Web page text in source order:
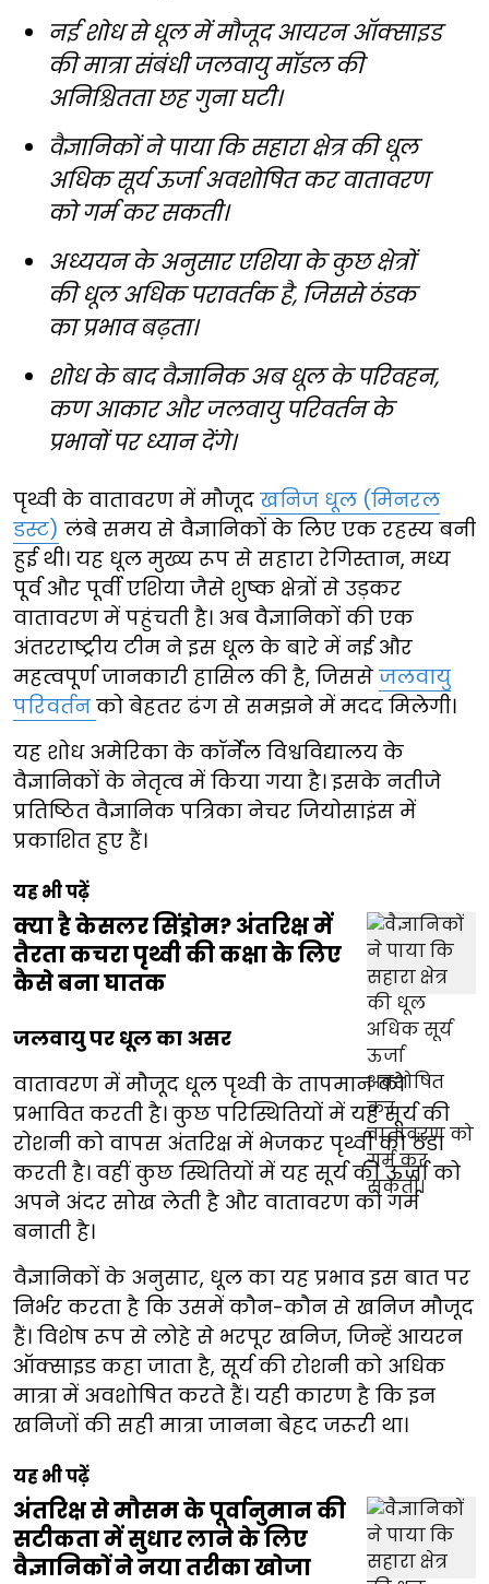
नई शोध से धूल में मौजूद आयरन ऑक्साइड
की मात्रा संबंधी जलवायु मॉडल की
अनिश्चितता छह गुना घटी।
वैज्ञानिकों ने पाया कि सहारा क्षेत्र की धूल
अधिक सूर्य ऊर्जा अवशोषित कर वातावरण
को गर्म कर सकती।
अध्ययन के अनुसार एशिया के कुछ क्षेत्रों
की धूल अधिक परावर्तक है, जिससे ठंडक
का प्रभाव बढ़ता।
शोध के बाद वैज्ञानिक अब धूल के परिवहन,
कण आकार और जलवायु परिवर्तन के
प्रभावों पर ध्यान देंगे।
पृथ्वी के वातावरण में मौजूद खनिज धूल (मिनरल
डस्ट) लंबे समय से वैज्ञानिकों के लिए एक रहस्य बनी
हुई थी। यह धूल मुख्य रूप से सहारा रेगिस्तान, मध्य
पूर्व और पूर्वी एशिया जैसे शुष्क क्षेत्रों से उड़कर
वातावरण में पहुंचती है। अब वैज्ञानिकों की एक
अंतरराष्ट्रीय टीम ने इस धूल के बारे में नई और
महत्वपूर्ण जानकारी हासिल की है, जिससे जलवायु
परिवर्तन को बेहतर ढंग से समझने में मदद मिलेगी।
यह शोध अमेरिका के कॉर्नेल विश्वविद्यालय के
वैज्ञानिकों के नेतृत्व में किया गया है। इसके नतीजे
प्रतिष्ठित वैज्ञानिक पत्रिका नेचर जियोसाइंस में
प्रकाशित हुए हैं।
यह भी पढ़ें
क्या है केसलर सिंड्रोम? अंतरिक्ष में
तैरता कचरा पृथ्वी की कक्षा के लिए
कैसे बना घातक
जलवायु पर धूल का असर
वातावरण में मौजूद धूल पृथ्वी के तापमान को
प्रभावित करती है। कुछ परिस्थितियों में यह सूर्य की
रोशनी को वापस अंतरिक्ष में भेजकर पृथ्वी को ठंडा
करती है। वहीं कुछ स्थितियों में यह सूर्य की ऊर्जा को
अपने अंदर सोख लेती है और वातावरण को गर्म
बनाती है।
वैज्ञानिकों के अनुसार, धूल का यह प्रभाव इस बात पर
निर्भर करता है कि उसमें कौन-कौन से खनिज मौजूद
हैं। विशेष रूप से लोहे से भरपूर खनिज, जिन्हें आयरन
ऑक्साइड कहा जाता है, सूर्य की रोशनी को अधिक
मात्रा में अवशोषित करते हैं। यही कारण है कि इन
खनिजों की सही मात्रा जानना बेहद जरूरी था।
यह भी पढ़ें
अंतरिक्ष से मौसम के पूर्वानुमान की
सटीकता में सुधार लाने के लिए
वैज्ञानिकों ने नया तरीका खोजा